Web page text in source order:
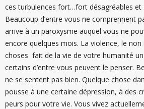
ces turbulences fort…fort désagréables et
Beaucoup d’entre vous ne comprennent
arrive à un paroxysme auquel vous ne
encore quelques mois. La violence, le
choses fait de la vie de votre humanité
certains d’entre vous peuvent le penser.
ne se sentent pas bien. Quelque chose
pousse à une certaine dépression, à des
peurs pour votre vie. Vous vivez